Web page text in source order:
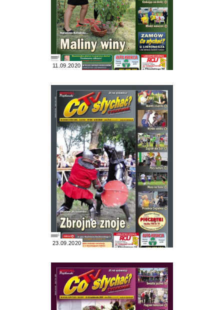
11.09.2020
23.09.2020